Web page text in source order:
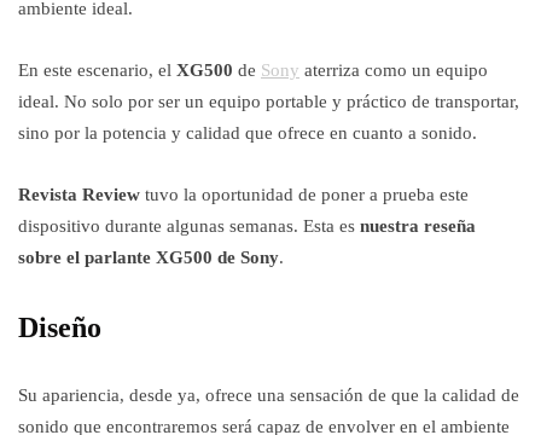
ambiente ideal.
En este escenario, el XG500 de Sony aterriza como un equipo
ideal. No solo por ser un equipo portable y práctico de transportar,
sino por la potencia y calidad que ofrece en cuanto a sonido.
Revista Review tuvo la oportunidad de poner a prueba este
dispositivo durante algunas semanas. Esta es nuestra reseña
sobre el parlante XG500 de Sony.
Diseño
Su apariencia, desde ya, ofrece una sensación de que la calidad de
sonido que encontraremos será capaz de envolver en el ambiente